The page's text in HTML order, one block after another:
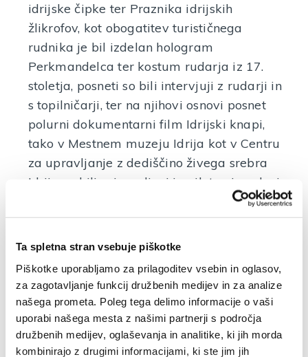
Ta spletna stran vsebuje piškotke
Piškotke uporabljamo za prilagoditev vsebin in oglasov,
za zagotavljanje funkcij družbenih medijev in za analize
našega prometa. Poleg tega delimo informacije o vaši
uporabi našega mesta z našimi partnerji s področja
družbenih medijev, oglaševanja in analitike, ki jih morda
kombinirajo z drugimi informacijami, ki ste jim jih
idrijske čipke ter Praznika idrijskih
žlikrofov, kot obogatitev turističnega
rudnika je bil izdelan hologram
Perkmandelca ter kostum rudarja iz 17.
stoletja, posneti so bili intervjuji z rudarji in
s topilničarji, ter na njihovi osnovi posnet
polurni dokumentarni film Idrijski knapi,
tako v Mestnem muzeju Idrija kot v Centru
za upravljanje z dediščino živega srebra
Idrija so bili pripravljeni in pilotno izvedeni
različni pedagoški in andragoški programi
na temo domačih in umetnostnih obrti,
izdelani so bili novi programi vodenja in
za različne triade OŠ,
izvedene so bile številne promocijske
aktivnosti: pripravili in natisnili smo
različne zgibanke, izdelali različne